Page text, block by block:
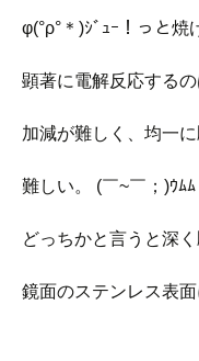
φ(°ρ°＊)ｼﾞｭｰ！っと焼
顕著に電解反応する
加減が難しく、均一
難しい。 (￣~￣；)ｳﾑﾑ
どっちかと言うと深
鏡面のステンレス表